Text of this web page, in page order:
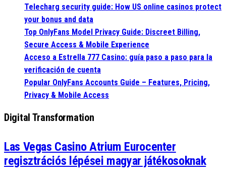
Telecharg security guide: How US online casinos protect
your bonus and data
Top OnlyFans Model Privacy Guide: Discreet Billing,
Secure Access & Mobile Experience
Acceso a Estrella 777 Casino: guía paso a paso para la
verificación de cuenta
Popular OnlyFans Accounts Guide – Features, Pricing,
Privacy & Mobile Access
Digital Transformation
Las Vegas Casino Atrium Eurocenter
regisztrációs lépései magyar játékosoknak